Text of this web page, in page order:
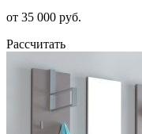
от 35 000 руб.
Рассчитать